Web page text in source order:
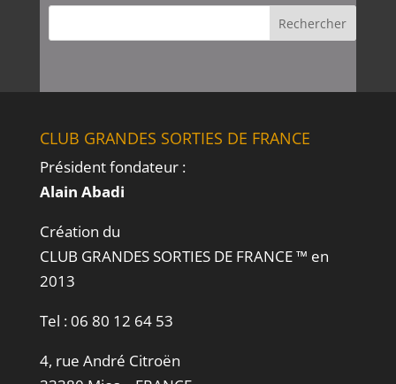
CLUB GRANDES SORTIES DE FRANCE
Président fondateur :
Alain Abadi
Création du
CLUB GRANDES SORTIES DE FRANCE ™ en
2013
Tel :06 80 12 64 53
4, rue André Citroën